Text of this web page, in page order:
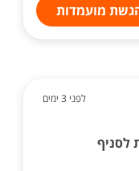
מועמדות
לפני 3 ימים
לסניף